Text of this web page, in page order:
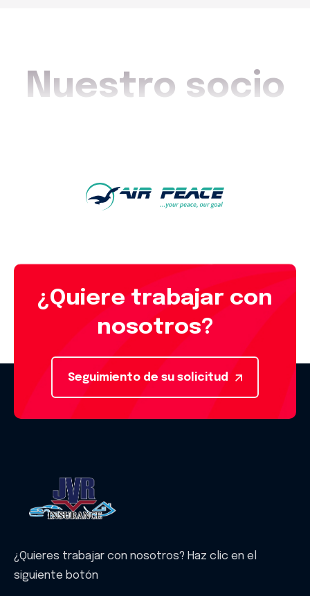
Nuestro socio
¿Quiere trabajar con
nosotros?
Seguimiento de su solicitud
¿Quieres trabajar con nosotros? Haz clic en el
siguiente botón